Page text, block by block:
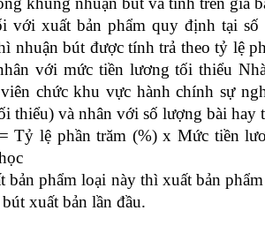
với xuất bản phẩm quy định tại
nhuận bút được tính trả theo tỷ lệ
với mức tiền lương tối thiểu
chức khu vực hành chính sự
thiểu) và nhân với số lượng bài hay
Tỷ lệ phần trăm (%) x Mức tiền
phẩm loại này thì xuất bản
xuất bản lần đầu.